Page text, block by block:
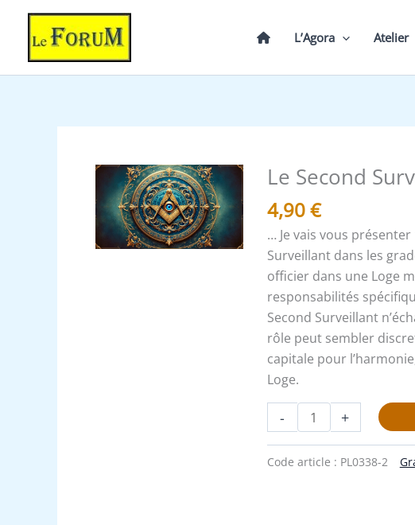
contenu
L’Agora Atelier
Le Second
4,90€
… Je vais vous
Surveillant dans les
officier dans une Loge
responsabilités
Second Surveillant
rôle peut sembler
capitale pour
Loge.
-
quantité
Le
Second
Surveillant
et
son
Rôle
+
Code article : PL0338-2